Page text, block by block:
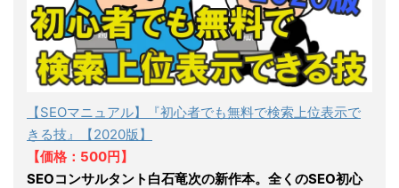
【SEOマニュアル】『初心者でも無料で検索上位表示で
きる技』【2020版】
【価格：500円】
SEOコンサルタント白石竜次の新作本。全くのSEO初心